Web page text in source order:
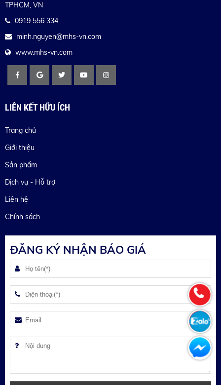
TPHCM, VN
0919 556 334
minh.nguyen@mhs-vn.com
www.mhs-vn.com
LIÊN KẾT HỮU ÍCH
Trang chủ
Giới thiệu
Sản phẩm
Dịch vụ - Hỗ trợ
Liên hệ
Chính sách
ĐĂNG KÝ NHẬN BÁO GIÁ